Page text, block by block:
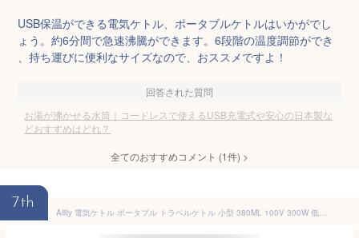
USB保温ができる電気ケトル、ポータブルケトルはいかがでし
ょう。約6分間で急速沸騰ができます。6段階の温度調節ができ
、持ち運びに便利なサイズなので、おススメですよ！
回答された質問
お湯が沸かせる水筒｜コードレスで使えるUSB充電式や安心の日本製な
どおすすめはどれ？
全てのおすすめコメント (1件) >
7th
Aliliy 電気ケトル ポータブル トラベルケトル 小型 380ML 100V 300W 低消費電力 持ち運びケトル 湯沸かし 一人暮らし 電気ポット トラベル 湯沸かし器 水筒 急速沸かし 空焚き防止 漏れない お湯ポット ステンレス 二重構造 コーヒー 紅茶に使用 旅行 車中泊 オフィス 出張 ギフト 日本語説明書付き PSE認証済み (ベージュ-S)